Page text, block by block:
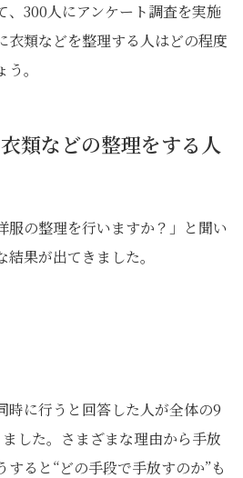
、300人にアンケート調査を実施
衣類などを整理する人はどの程度
。
類などの整理をする人
服の整理を行いますか？」と聞い
果が出てきました。
時に行うと回答した人が全体の9
した。さまざまな理由から手放
ると“どの手段で手放すのか”も